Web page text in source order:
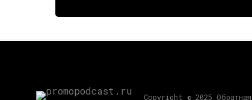
Copyright © 2025